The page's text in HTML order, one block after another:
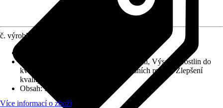
č. výrobku
Osázení, Pěstování, Přesazování, Výsadba rostlin do
květináčů a truhlíků, Výsadba zahradních rostlin, Zlepšení
kvality půdy
Obsah:50 l
Více informací o zboží